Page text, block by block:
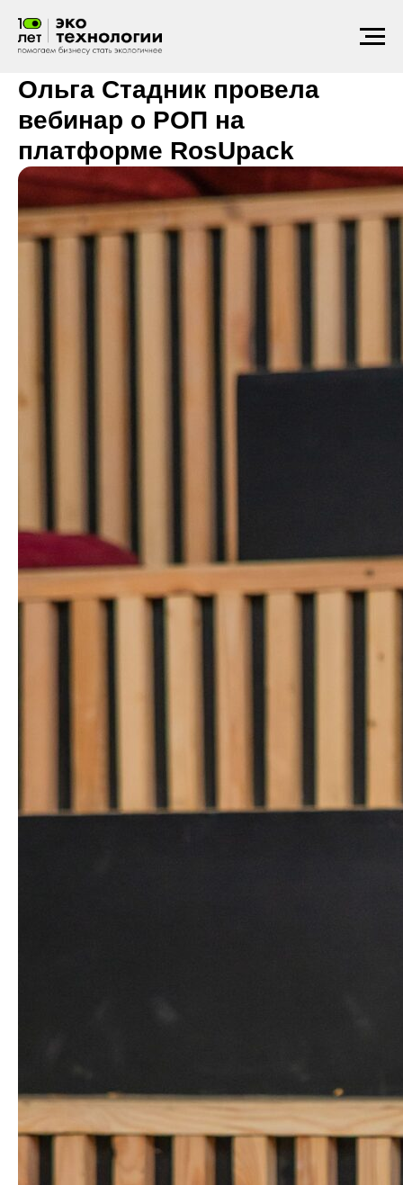
Ольга Стадник провела
вебинар о РОП на
платформе RosUpack